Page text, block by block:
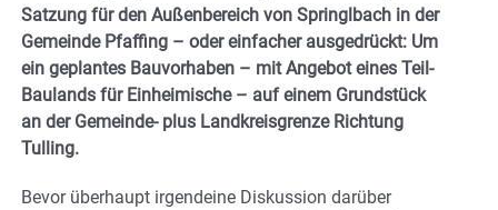
Satzung für den Außenbereich von Springlbach in der
Gemeinde Pfaffing – oder einfacher ausgedrückt: Um
ein geplantes Bauvorhaben – mit Angebot eines Teil-
Baulands für Einheimische – auf einem Grundstück
an der Gemeinde- plus Landkreisgrenze Richtung
Tulling.
Bevor überhaupt irgendeine Diskussion darüber